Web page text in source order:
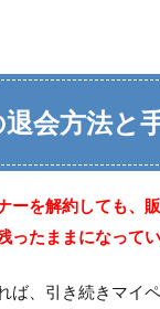
会方法と
ーを解約しても、
ったままになってい
ば、引き続きマイ